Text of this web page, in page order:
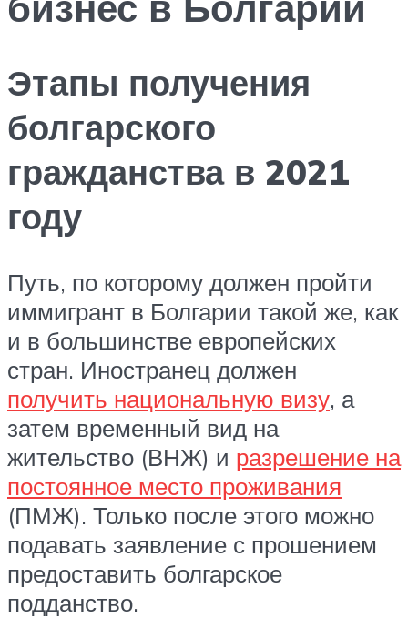
Этапы получения
болгарского
гражданства в 2021
году
Путь, по которому должен пройти
иммигрант в Болгарии такой же, как
и в большинстве европейских
стран. Иностранец должен
получить национальную визу, а
затем временный вид на
жительство (ВНЖ) и разрешение на
постоянное место проживания
(ПМЖ). Только после этого можно
подавать заявление с прошением
предоставить болгарское
подданство.